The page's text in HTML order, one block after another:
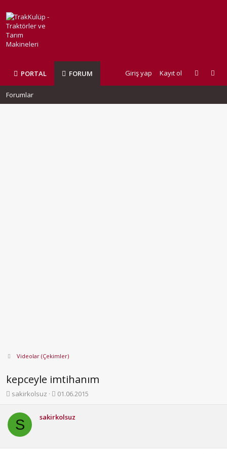
PORTAL FORUM Giriş yap Kayıt ol
Forumlar
Videolar (Çekimler)
kepceyle imtihanım
K
n
y
u
sakirkolsuz
B
l
g
01.06.2015
S sakirkolsuz